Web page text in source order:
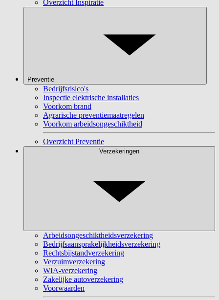
Overzicht Inspiratie
Preventie
Bedrijfsrisico's
Inspectie elektrische installaties
Voorkom brand
Agrarische preventiemaatregelen
Voorkom arbeidsongeschiktheid
Overzicht Preventie
Verzekeringen
Arbeidsongeschiktheidsverzekering
Bedrijfsaansprakelijkheidsverzekering
Rechtsbijstandverzekering
Verzuimverzekering
WIA-verzekering
Zakelijke autoverzekering
Voorwaarden